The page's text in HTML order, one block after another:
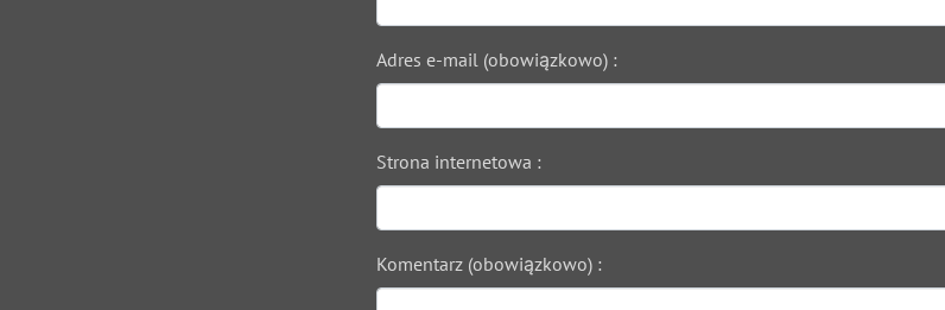
Adres e-mail (obowiązkowo) :
Strona internetowa :
Komentarz (obowiązkowo) :